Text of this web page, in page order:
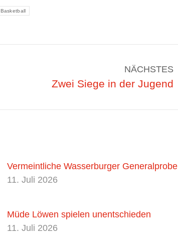
Basketball
NÄCHSTES
Zwei Siege in der Jugend
Vermeintliche Wasserburger Generalprobe
11. Juli 2026
Müde Löwen spielen unentschieden
11. Juli 2026